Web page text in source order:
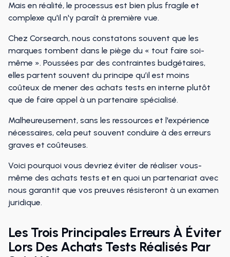
Mais en réalité, le processus est bien plus fragile et
complexe qu'il n'y paraît à première vue.
Chez Corsearch, nous constatons souvent que les
marques tombent dans le piège du « tout faire soi-
même ». Poussées par des contraintes budgétaires,
elles partent souvent du principe qu’il est moins
coûteux de mener des achats tests en interne plutôt
que de faire appel à un partenaire spécialisé.
Malheureusement, sans les ressources et l'expérience
nécessaires, cela peut souvent conduire à des erreurs
graves et coûteuses.
Voici pourquoi vous devriez éviter de réaliser vous-
même des achats tests et en quoi un partenariat avec
nous garantit que vos preuves résisteront à un examen
juridique.
Les Trois Principales Erreurs À Éviter
Lors Des Achats Tests Réalisés Par